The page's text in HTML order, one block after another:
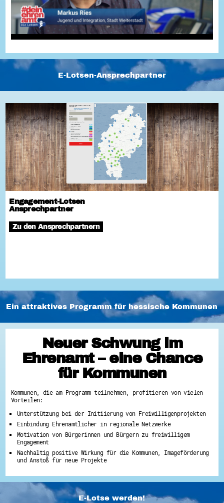
Service
Suche
Downloads
Kontakt
Impressum
Barriere melden
E-Lotsen-Ansprechpartner
Engagement-Lotsen
Ansprechpartner
Zu den Ansprechpartnern
Ein attraktives Programm für hessische Kommunen
Neuer Schwung im
Ehrenamt – eine Chance
für Kommunen
Kommunen, die am Programm teilnehmen, profitieren von vielen
Vorteilen:
Unterstützung bei der Initiierung von Freiwilligenprojekten
Einbindung Ehrenamtlicher in regionale Netzwerke
Motivation von Bürgerinnen und Bürgern zu freiwilligem
Engagement
Nachhaltig positive Wirkung für die Kommunen, Imageförderung
und Anstoß für neue Projekte
E-Lotse werden!